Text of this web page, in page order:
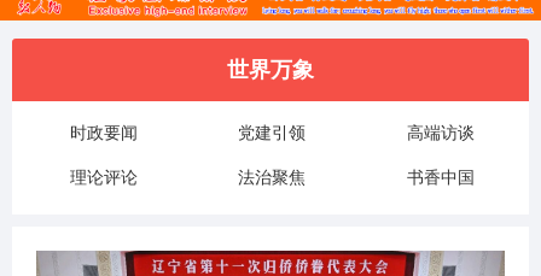
世界万象
时政要闻 党建引领 高端访谈
理论评论 法治聚焦 书香中国